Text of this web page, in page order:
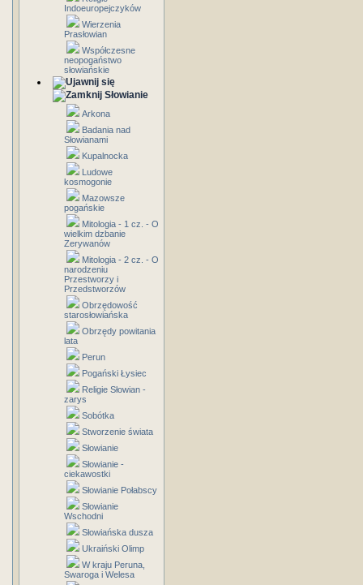
Indoeuropejczyków
Wierzenia
Prasłowian
Współczesne
neopogaństwo
słowiańskie
Słowianie
Arkona
Badania nad
Słowianami
Kupalnocka
Ludowe
kosmogonie
Mazowsze
pogańskie
Mitologia - 1 cz. - O
wielkim dzbanie
Zerywanów
Mitologia - 2 cz. - O
narodzeniu
Przestworzy i
Przedstworzów
Obrzędowość
starosłowiańska
Obrzędy powitania
lata
Perun
Pogański Łysiec
Religie Słowian -
zarys
Sobótka
Stworzenie świata
Słowianie
Słowianie -
ciekawostki
Słowianie Połabscy
Słowianie
Wschodni
Słowiańska dusza
Ukraiński Olimp
W kraju Peruna,
Swaroga i Welesa